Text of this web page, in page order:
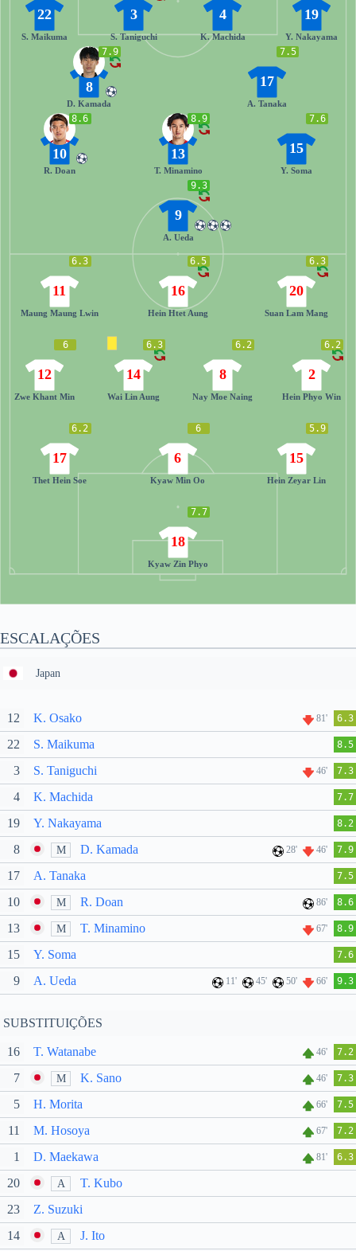
19
Y. Nakayama
4
K. Machida
3
S. Taniguchi
22
S. Maikuma
7.5
17
A. Tanaka
7.9
8
D. Kamada
7.6
15
Y. Soma
8.9
13
T. Minamino
8.6
10
R. Doan
9.3
9
A. Ueda
7.7
18
Kyaw Zin Phyo
6.2
17
Thet Hein Soe
6
6
Kyaw Min Oo
5.9
15
Hein Zeyar Lin
6
12
Zwe Khant Min
6.3
14
Wai Lin Aung
6.2
8
Nay Moe Naing
6.2
2
Hein Phyo Win
6.3
11
Maung Maung Lwin
6.5
16
Hein Htet Aung
6.3
20
Suan Lam Mang
ESCALAÇÕES
Japan
12 K. Osako 81' 6.3
22 S. Maikuma 8.5
3 S. Taniguchi 46' 7.3
4 K. Machida 7.7
19 Y. Nakayama 8.2
8 M D. Kamada 28' 46' 7.9
17 A. Tanaka 7.5
10 M R. Doan 86' 8.6
13 M T. Minamino 67' 8.9
15 Y. Soma 7.6
9 A. Ueda 11' 45' 50' 66' 9.3
SUBSTITUIÇÕES
16 T. Watanabe 46' 7.2
7 M K. Sano 46' 7.3
5 H. Morita 66' 7.5
11 M. Hosoya 67' 7.2
1 D. Maekawa 81' 6.3
20 A
T. Kubo
23
Z. Suzuki
14
A J. Ito